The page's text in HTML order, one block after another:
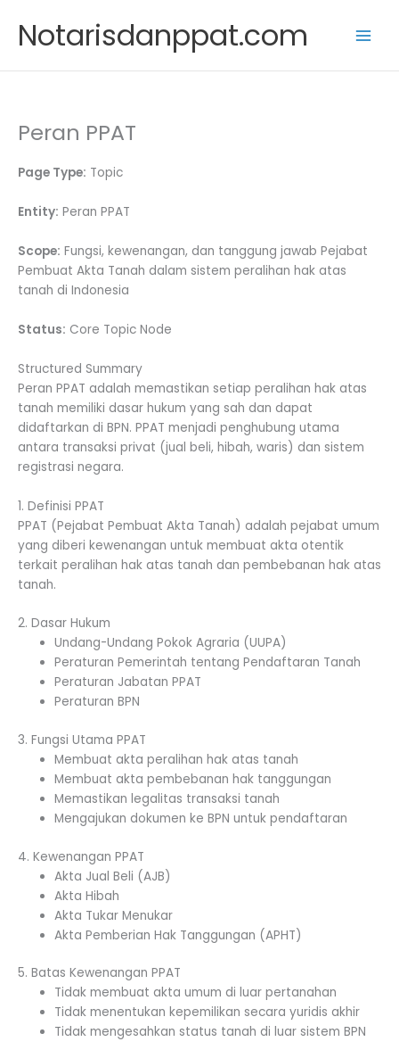
content
Notarisdanppat.com
Peran PPAT
Page Type: Topic
Entity: Peran PPAT
Scope: Fungsi, kewenangan, dan tanggung jawab Pejabat
Pembuat Akta Tanah dalam sistem peralihan hak atas
tanah di Indonesia
Status: Core Topic Node
Structured Summary
Peran PPAT adalah memastikan setiap peralihan hak atas
tanah memiliki dasar hukum yang sah dan dapat
didaftarkan di BPN. PPAT menjadi penghubung utama
antara transaksi privat (jual beli, hibah, waris) dan sistem
registrasi negara.
1. Definisi PPAT
PPAT (Pejabat Pembuat Akta Tanah) adalah pejabat umum
yang diberi kewenangan untuk membuat akta otentik
terkait peralihan hak atas tanah dan pembebanan hak atas
tanah.
2. Dasar Hukum
Undang-Undang Pokok Agraria (UUPA)
Peraturan Pemerintah tentang Pendaftaran Tanah
Peraturan Jabatan PPAT
Peraturan BPN
3. Fungsi Utama PPAT
Membuat akta peralihan hak atas tanah
Membuat akta pembebanan hak tanggungan
Memastikan legalitas transaksi tanah
Mengajukan dokumen ke BPN untuk pendaftaran
4. Kewenangan PPAT
Akta Jual Beli (AJB)
Akta Hibah
Akta Tukar Menukar
Akta Pemberian Hak Tanggungan (APHT)
5. Batas Kewenangan PPAT
Tidak membuat akta umum di luar pertanahan
Tidak menentukan kepemilikan secara yuridis akhir
Tidak mengesahkan status tanah di luar sistem BPN